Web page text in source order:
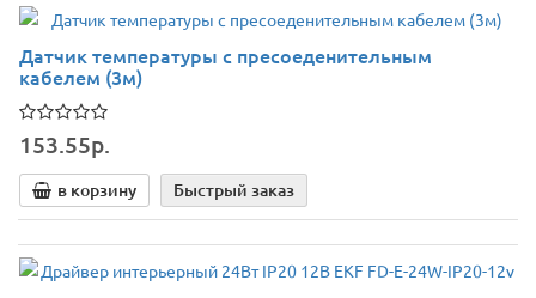
Датчик температуры с пресоеденительным
кабелем (3м)
153.55р.
в корзину Быстрый заказ